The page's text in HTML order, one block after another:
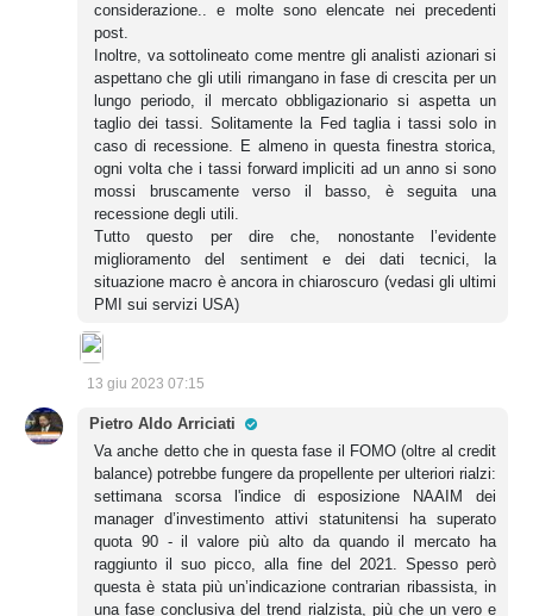
considerazione.. e molte sono elencate nei precedenti
post.
Inoltre, va sottolineato come mentre gli analisti azionari si
aspettano che gli utili rimangano in fase di crescita per un
lungo periodo, il mercato obbligazionario si aspetta un
taglio dei tassi. Solitamente la Fed taglia i tassi solo in
caso di recessione. E almeno in questa finestra storica,
ogni volta che i tassi forward impliciti ad un anno si sono
mossi bruscamente verso il basso, è seguita una
recessione degli utili.
Tutto questo per dire che, nonostante l’evidente
miglioramento del sentiment e dei dati tecnici, la
situazione macro è ancora in chiaroscuro (vedasi gli ultimi
PMI sui servizi USA)
13 giu 2023 07:15
Pietro Aldo Arriciati
Va anche detto che in questa fase il FOMO (oltre al credit
balance) potrebbe fungere da propellente per ulteriori rialzi:
settimana scorsa l'indice di esposizione NAAIM dei
manager d’investimento attivi statunitensi ha superato
quota 90 - il valore più alto da quando il mercato ha
raggiunto il suo picco, alla fine del 2021. Spesso però
questa è stata più un’indicazione contrarian ribassista, in
una fase conclusiva del trend rialzista, più che un vero e